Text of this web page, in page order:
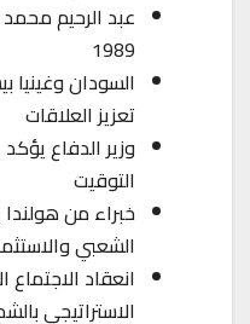
عبد الرحيم
1989
السودان
تعزيز العلاقات
وزير الدفاع
التوقيت
خبراء من
الشعبي
انعقاد الاجتماع
الاستراتيجي